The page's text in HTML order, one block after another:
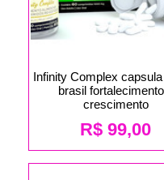
Infinity Complex
brasil
crescimento
R$ 99,00